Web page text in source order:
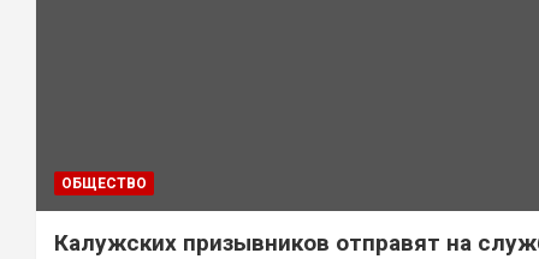
ОБЩЕСТВО
Калужских призывников отправят на